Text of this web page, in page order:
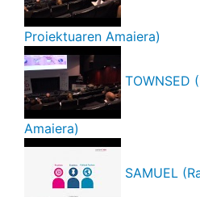
Proiektuaren Amaiera)
TOWNSED
Amaiera)
SAMUEL